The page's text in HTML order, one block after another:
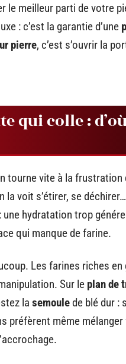
le meilleur parti de votre
: c’est la garantie d’une
pierre, c’est s’ouvrir la
qui colle :
tourne vite à la frustration
la voit s’étirer, se
hydratation trop
qui manque de farine.
Les farines riches
Sur le plan de
la semoulede blé dur :
préfèrent même